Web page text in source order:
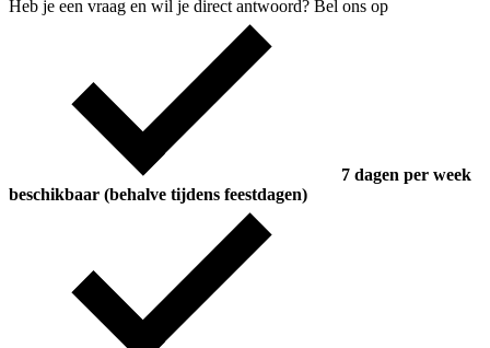
Heb je een vraag en wil je direct antwoord? Bel ons op
7 dagen per week
beschikbaar (behalve tijdens feestdagen)